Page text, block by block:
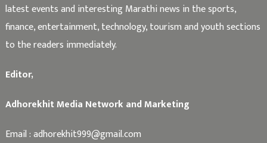
latest events and interesting Marathi news in the sports,
finance, entertainment, technology, tourism and youth sections
to the readers immediately.
Editor,
Adhorekhit Media Network and Marketing
Email :adhorekhit999@gmail.com